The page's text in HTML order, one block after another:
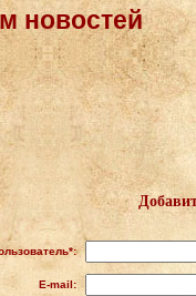
новостей
E-mail: